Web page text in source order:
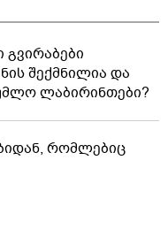
გვირაბები
შექმნილია და
ლაბირინთები?
რომლებიც